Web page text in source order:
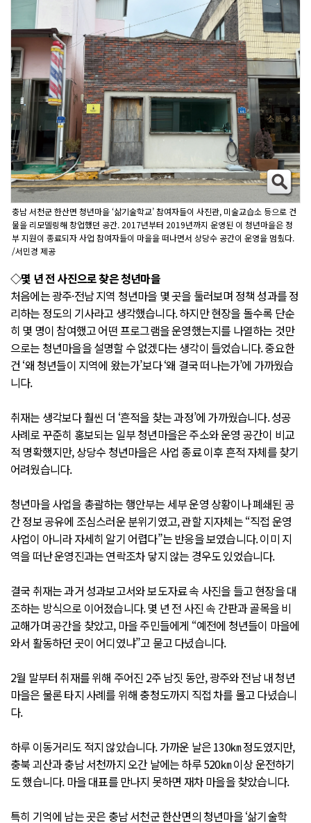
충남 서천군 한산면 청년마을 ‘삶기술학교’ 참여자들이 사진관, 미술교습소 등으로 건
물을 리모델링해 창업했던 공간. 2017년부터 2019년까지 운영된 이 청년마을은 정
부 지원이 종료되자 사업 참여자들이 마을을 떠나면서 상당수 공간이 운영을 멈췄다.
/서민경 제공
◇몇 년 전 사진으로 찾은 청년마을
처음에는 광주·전남 지역 청년마을 몇 곳을 둘러보며 정책 성과를 정
리하는 정도의 기사라고 생각했습니다. 하지만 현장을 돌수록 단순
히 몇 명이 참여했고 어떤 프로그램을 운영했는지를 나열하는 것만
으로는 청년마을을 설명할 수 없겠다는 생각이 들었습니다. 중요한
건 ‘왜 청년들이 지역에 왔는가’보다 ‘왜 결국 떠나는가’에 가까웠습
니다.
취재는 생각보다 훨씬 더 ‘흔적을 찾는 과정’에 가까웠습니다. 성공
사례로 꾸준히 홍보되는 일부 청년마을은 주소와 운영 공간이 비교
적 명확했지만, 상당수 청년마을은 사업 종료 이후 흔적 자체를 찾기
어려웠습니다.
청년마을 사업을 총괄하는 행안부는 세부 운영 상황이나 폐쇄된 공
간 정보 공유에 조심스러운 분위기였고, 관할 지자체는 “직접 운영
사업이 아니라 자세히 알기 어렵다”는 반응을 보였습니다. 이미 지
역을 떠난 운영진과는 연락조차 닿지 않는 경우도 있었습니다.
결국 취재는 과거 성과보고서와 보도자료 속 사진을 들고 현장을 대
조하는 방식으로 이어졌습니다. 몇 년 전 사진 속 간판과 골목을 비
교해가며 공간을 찾았고, 마을 주민들에게 “예전에 청년들이 마을에
와서 활동하던 곳이 어디였냐”고 묻고 다녔습니다.
2월 말부터 취재를 위해 주어진 2주 남짓 동안, 광주와 전남 내 청년
마을은 물론 타지 사례를 위해 충청도까지 직접 차를 몰고 다녔습니
다.
하루 이동거리도 적지 않았습니다. 가까운 날은 130㎞ 정도였지만,
충북 괴산과 충남 서천까지 오간 날에는 하루 520㎞ 이상 운전하기
도 했습니다. 마을 대표를 만나지 못하면 재차 마을을 찾았습니다.
특히 기억에 남는 곳은 충남 서천군 한산면의 청년마을 ‘삶기술학